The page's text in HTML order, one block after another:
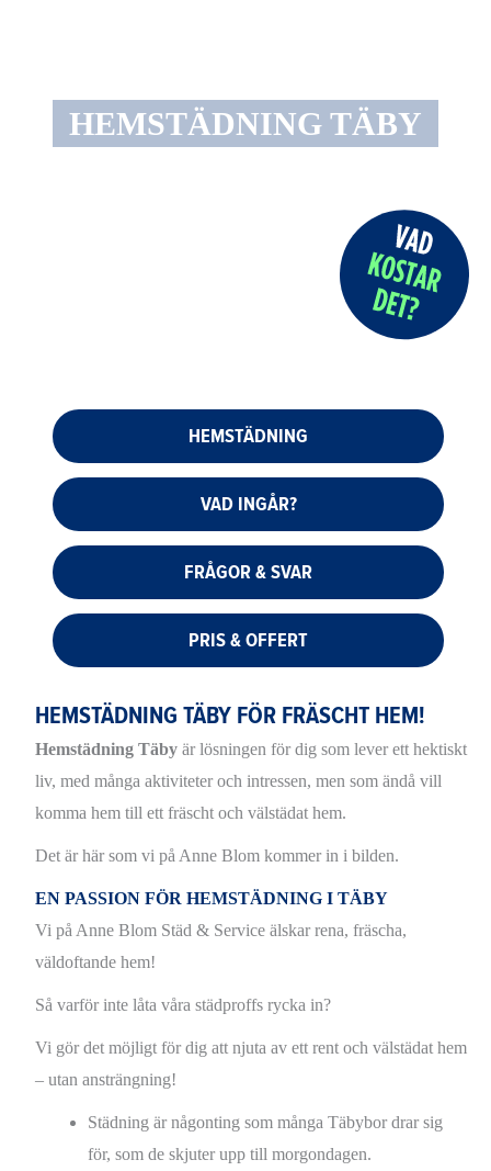
HEMSTÄDNING TÄBY
HEMSTÄDNING
VAD INGÅR?
FRÅGOR & SVAR
PRIS & OFFERT
HEMSTÄDNING TÄBY FÖR FRÄSCHT HEM!
Hemstädning Täby är lösningen för dig som lever ett hektiskt
liv, med många aktiviteter och intressen, men som ändå vill
komma hem till ett fräscht och välstädat hem.
Det är här som vi på Anne Blom kommer in i bilden.
EN PASSION FÖR HEMSTÄDNING I TÄBY
Vi på Anne Blom Städ & Service älskar rena, fräscha,
väldoftande hem!
Så varför inte låta våra städproffs rycka in?
Vi gör det möjligt för dig att njuta av ett rent och välstädat hem
– utan ansträngning!
Städning är någonting som många Täbybor drar sig
för, som de skjuter upp till morgondagen.